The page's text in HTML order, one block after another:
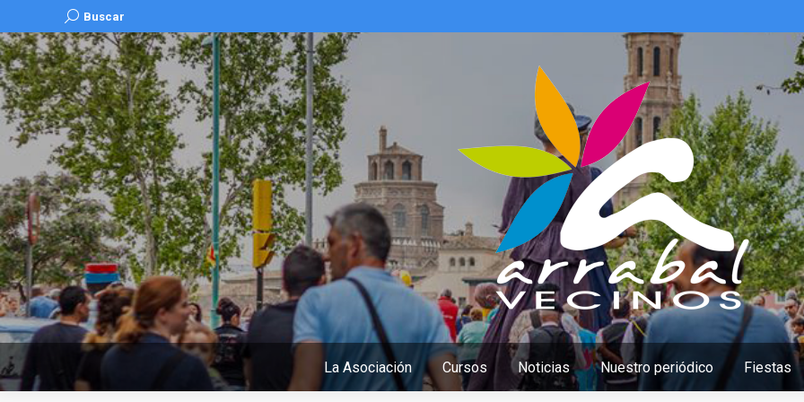
Buscar:
Buscar
La Asociación Cursos Noticias Nuestro periódico Fiestas